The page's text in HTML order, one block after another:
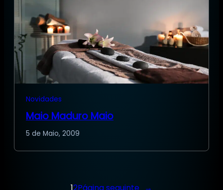
Novidades
Maio Maduro Maio
5 de Maio, 2009